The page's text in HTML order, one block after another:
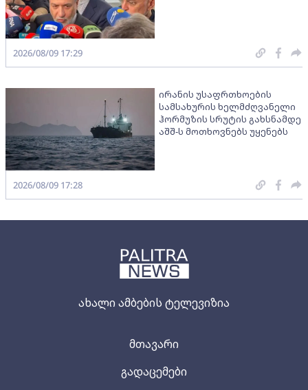
ახალი ამბების ტელევიზია
მთავარი
გადაცემები
2026/08/09 17:29
ირანის უსაფრთხოების
სამსახურის ხელმძღვანელი
ჰორმუზის სრუტის გახსნამდე
აშშ-ს მოთხოვნებს უყენებს
2026/08/09 17:28